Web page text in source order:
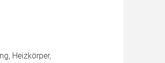
Heizkörper,